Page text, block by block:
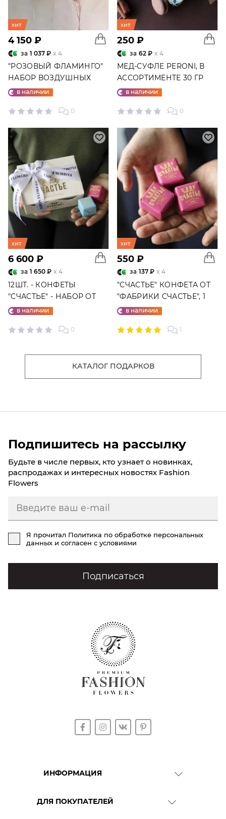
хит
4 150 ₽
за 1 037 ₽ x 4
"РОЗОВЫЙ ФЛАМИНГО"
НАБОР ВОЗДУШНЫХ
ШАРОВ №25
в наличии
0
хит
250 ₽
за 62 ₽ x 4
МЕД-СУФЛЕ PERONI, В
АССОРТИМЕНТЕ 30 ГР
в наличии
0
хит
6 600 ₽
за 1 650 ₽ x 4
12ШТ. - КОНФЕТЫ
"СЧАСТЬЕ" - НАБОР ОТ
"ФАБРИКИ СЧАСТЬЕ"
в наличии
0
хит
550 ₽
за 137 ₽ x 4
"СЧАСТЬЕ" КОНФЕТА ОТ
"ФАБРИКИ СЧАСТЬЕ", 1
ШТ.в наличии
1
КАТАЛОГ ПОДАРКОВ
Подпишитесь на рассылку
Будьте в числе первых, кто узнает о новинках,
распродажах и интересных новостях Fashion
Flowers
Я прочитал Политика по обработке персональных
данных и согласен с условиями
Подписаться
ИНФОРМАЦИЯ
ДЛЯ ПОКУПАТЕЛЕЙ